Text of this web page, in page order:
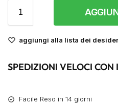
aggiungi alla lista dei
SPEDIZIONI VELOCI CON
Facile Reso in 14 giorni